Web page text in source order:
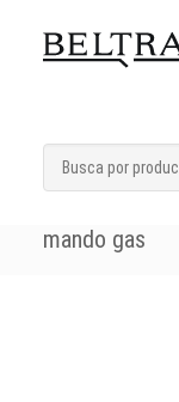
Recambios
Cascos
Inicio
componentes
mando gas